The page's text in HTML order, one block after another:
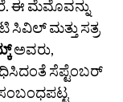
ಈ ಮೆಮೊವನ್ನು
ಸಿವಿಲ್‌ ಮತ್ತು ಸತ್ರ
ಅವರು,
ಸೆಪ್ಟೆಂಬರ್‌